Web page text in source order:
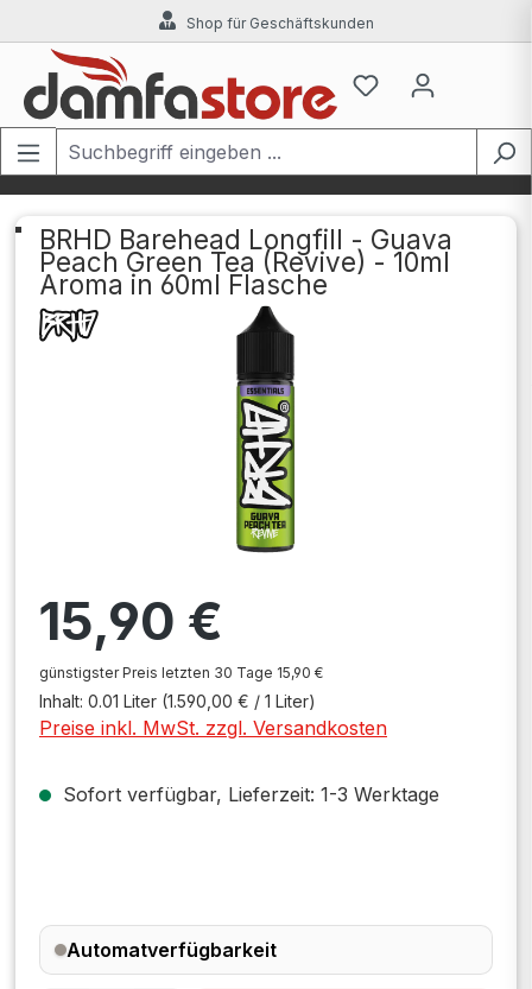
Zum Hauptinhalt springenShop für Geschäftskunden
BRHD Barehead Longfill - Guava
Peach Green Tea (Revive) - 10ml
Aroma in 60ml Flasche
Bildergalerie überspringen
15,90 €
günstigster Preis letzten 30 Tage 15,90 €
Inhalt: 0.01 Liter (1.590,00 € / 1 Liter)
Preise inkl. MwSt. zzgl. Versandkosten
Sofort verfügbar, Lieferzeit: 1-3 Werktage
Automatverfügbarkeit